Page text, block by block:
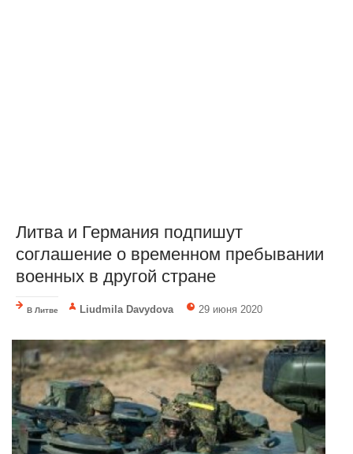
Литва и Германия подпишут
соглашение о временном пребывании
военных в другой стране
В Литве Liudmila Davydova 29 июня 2020